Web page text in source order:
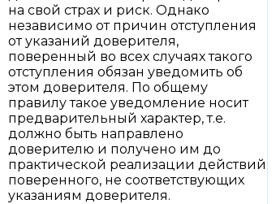
на свой страх и риск. Однако
независимо от причин отступления
от указаний доверителя,
поверенный во всех случаях такого
отступления обязан уведомить об
этом доверителя. По общему
правилу такое уведомление носит
предварительный характер, т.е.
должно быть направлено
доверителю и получено им до
практической реализации действий
поверенного, не соответствующих
указаниям доверителя.